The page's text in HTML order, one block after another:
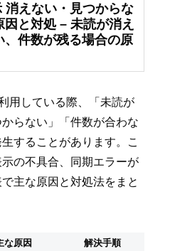
えない・見つからな
と対処 – 未読が消え
件数が残る場合の原
用している際、「未読が
らない」「件数が合わな
することがあります。こ
の不具合、同期エラーが
主な原因と対処法をまと
な原因 解決手順